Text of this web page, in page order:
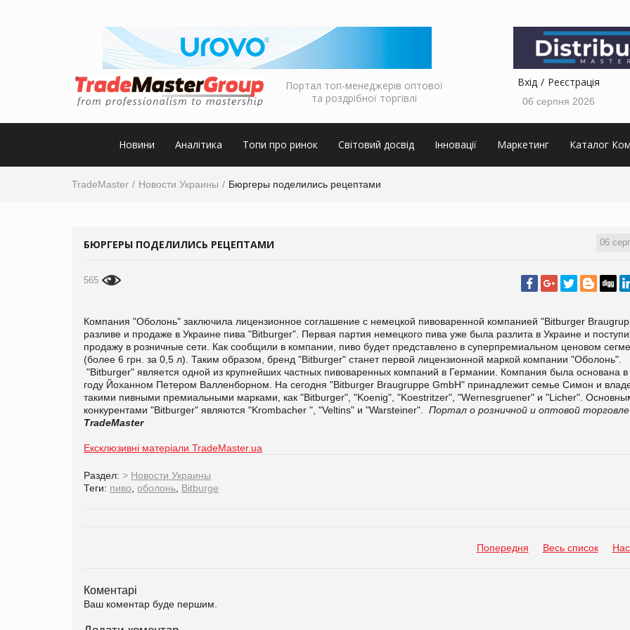
Портал топ-менеджерів оптової
та роздрібної торгівлі
Вхід Реєстрація
06 серпня 2026
Новини Аналітика Топи про ринок Світовий досвід Інновації Маркетинг Каталог
TradeMaster Новости Украины Бюргеры поделились рецептами
06
БЮРГЕРЫ ПОДЕЛИЛИСЬ РЕЦЕПТАМИ
565
Компания "Оболонь" заключила лицензионное соглашение с немецкой пивоваренной компанией "Bitburger
разливе и продаже в Украине пива "Bitburger". Первая партия немецкого пива уже была разлита в Украине и
продажу в розничные сети. Как сообщили в компании, пиво будет представлено в суперпремиальном ценовом
(более 6 грн. за 0,5 л). Таким образом, бренд "Bitburger" станет первой лицензионной маркой компании "Оболонь".
"Bitburger" является одной из крупнейших частных пивоваренных компаний в Германии. Компания была основана в
году Йоханном Петером Валленборном. На сегодня "Bitburger Braugruppe GmbH" принадлежит семье Симон и
такими пивными премиальными марками, как "Bitburger", "Koenig", "Koestritzer", "Wernesgruener" и "Licher".
конкурентами "Bitburger" являются "Krombacher ", "Veltins" и "Warsteiner". Портал о розничной и оптовой торговле
TradeMaster
Ексклюзивні матеріали TradeMaster.ua
Раздел: > Новости Украины
Теги: пиво оболонь Bitburge
Попередня Весь список
Коментарі
Ваш коментар буде першим.